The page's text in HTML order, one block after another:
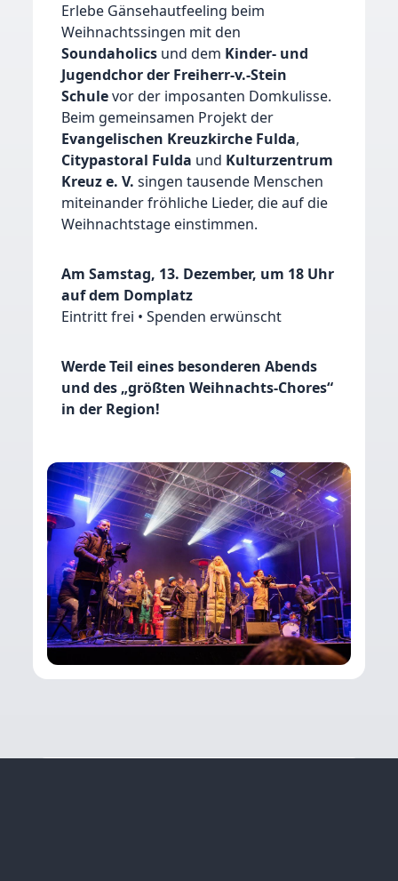
Erlebe Gänsehautfeeling beim
Weihnachtssingen mit den
Soundaholics und dem Kinder- und
Jugendchor der Freiherr-v.-Stein
Schulevor der imposanten Domkulisse.
Beim gemeinsamen Projekt der
Evangelischen Kreuzkirche Fulda,
Citypastoral Fulda und Kulturzentrum
Kreuz e. V. singen tausende Menschen
miteinander fröhliche Lieder, die auf die
Weihnachtstage einstimmen.
Am Samstag, 13. Dezember, um 18 Uhr
auf dem Domplatz
Eintritt frei • Spenden erwünscht
Werde Teil eines besonderen Abends
und des „größten Weihnachts-Chores“
in der Region!